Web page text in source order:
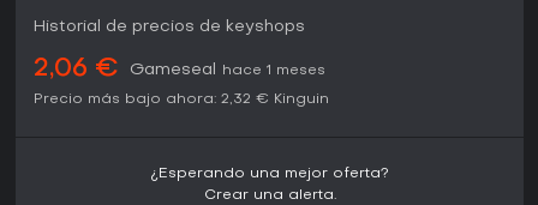
Historial de precios de keyshops
2,06 € Gameseal
hace 1 meses
Precio más bajo ahora: 2,32 € Kinguin
¿Esperando una mejor oferta?
Crear una alerta.